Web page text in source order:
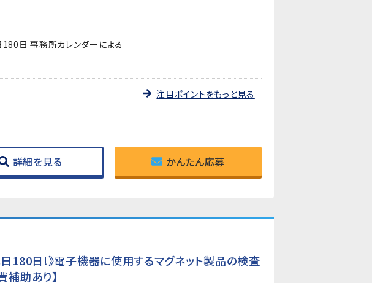
日 事務所カレンダーによる
注目ポイントをもっと見る
詳細を見る かんたん応募
180日!》電子機器に使用するマグネット製品の検査
助あり】